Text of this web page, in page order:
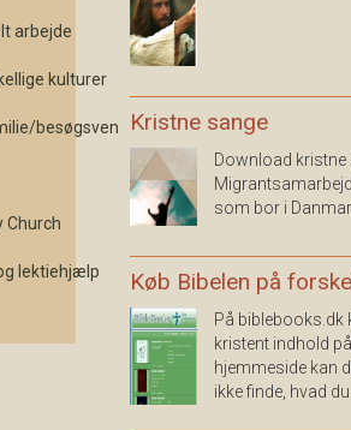
arbejde
kulturer
besøgsven
Church
lektiehjælp
Kristne sange
Download kristne
som bor i
Køb Bibelen på
På biblebooks.dk
kristent indhold
hjemmeside kan
ikke finde, hvad